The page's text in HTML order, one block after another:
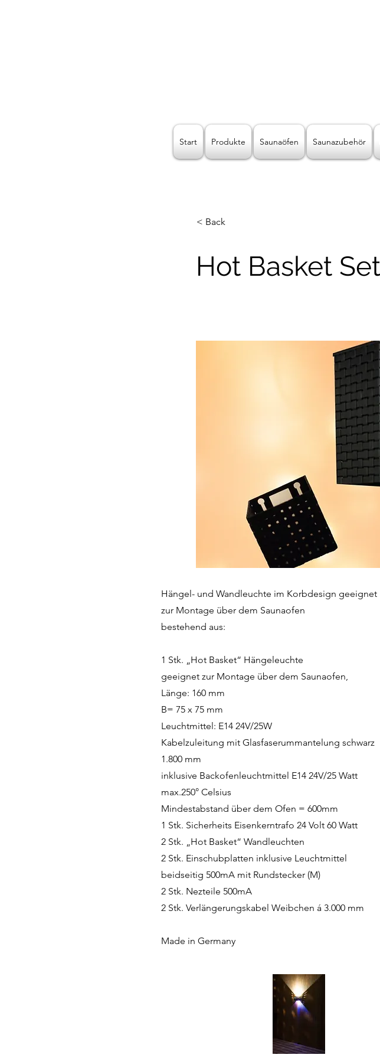
Start Produkte Saunaöfen Saunazubehör
< Back
Hot Basket Set
Hängel- und Wandleuchte im Korbdesign geeignet
zur Montage über dem Saunaofen
bestehend aus:
1 Stk. „Hot Basket“ Hängeleuchte
geeignet zur Montage über dem Saunaofen,
Länge: 160 mm
B= 75 x 75 mm
Leuchtmittel: E14 24V/25W
Kabelzuleitung mit Glasfaserummantelung schwarz
1.800 mm
inklusive Backofenleuchtmittel E14 24V/25 Watt
max.250° Celsius
Mindestabstand über dem Ofen = 600mm
1 Stk. Sicherheits Eisenkerntrafo 24 Volt 60 Watt
2 Stk. „Hot Basket“ Wandleuchten
2 Stk. Einschubplatten inklusive Leuchtmittel
beidseitig 500mA mit Rundstecker (M)
2 Stk. Nezteile 500mA
2 Stk. Verlängerungskabel Weibchen á 3.000 mm
Made in Germany